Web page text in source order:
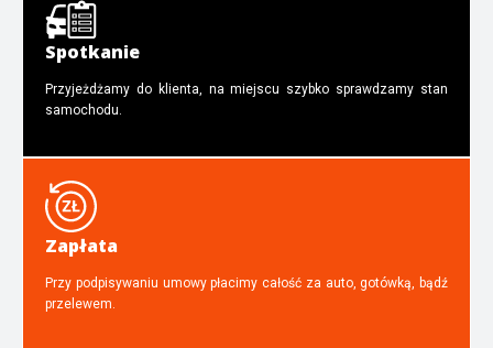
Spotkanie
Przyjeżdżamy do klienta, na miejscu szybko sprawdzamy stan
samochodu.
Zapłata
Przy podpisywaniu umowy płacimy całość za auto, gotówką, bądź
przelewem.